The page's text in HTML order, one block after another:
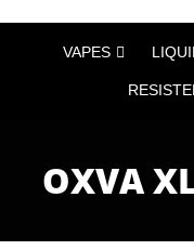
VAPES
OXVA